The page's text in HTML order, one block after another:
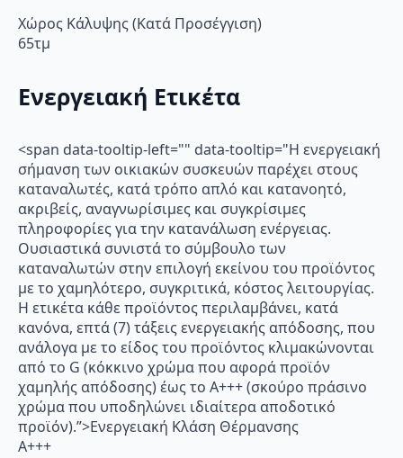
Χώρος Κάλυψης (Κατά Προσέγγιση)
65τμ
Ενεργειακή Ετικέτα
<span data-tooltip-left="" data-tooltip="Η ενεργειακή
σήμανση των οικιακών συσκευών παρέχει στους
καταναλωτές, κατά τρόπο απλό και κατανοητό,
ακριβείς, αναγνωρίσιμες και συγκρίσιμες
πληροφορίες για την κατανάλωση ενέργειας.
Ουσιαστικά συνιστά το σύμβουλο των
καταναλωτών στην επιλογή εκείνου του προϊόντος
με το χαμηλότερο, συγκριτικά, κόστος λειτουργίας.
Η ετικέτα κάθε προϊόντος περιλαμβάνει, κατά
κανόνα, επτά (7) τάξεις ενεργειακής απόδοσης, που
ανάλογα με το είδος του προϊόντος κλιμακώνονται
από το G (κόκκινο χρώμα που αφορά προϊόν
χαμηλής απόδοσης) έως το Α+++ (σκούρο πράσινο
χρώμα που υποδηλώνει ιδιαίτερα αποδοτικό
προϊόν).”>Ενεργειακή Κλάση Θέρμανσης
A+++